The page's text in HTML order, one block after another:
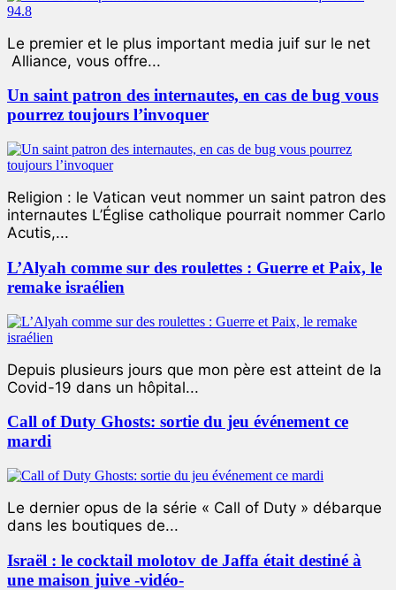
Le premier et le plus important media juif sur le net
Alliance, vous offre...
Un saint patron des internautes, en cas de bug vous
pourrez toujours l’invoquer
Religion : le Vatican veut nommer un saint patron des
internautes L’Église catholique pourrait nommer Carlo
Acutis,...
L’Alyah comme sur des roulettes : Guerre et Paix, le
remake israélien
Depuis plusieurs jours que mon père est atteint de la
Covid-19 dans un hôpital...
Call of Duty Ghosts: sortie du jeu événement ce
mardi
Le dernier opus de la série « Call of Duty » débarque
dans les boutiques de...
Israël : le cocktail molotov de Jaffa était destiné à
une maison juive -vidéo-